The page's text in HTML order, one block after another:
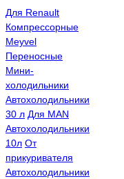
Для Renault
Компрессорные
Meyvel
Переносные
Мини-
холодильники
Автохолодильники
30 л Для MAN
Автохолодильники
10л От
прикуривателя
Автохолодильники